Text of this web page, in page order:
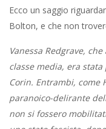
Ecco un saggio
Bolton, e che non
Vanessa Redgrave,
classe media, era
Corin. Entrambi, come
paranoico-delirante
non si fossero